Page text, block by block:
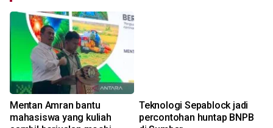
Mentan Amran bantu
mahasiswa yang kuliah
Teknologi Sepablock jadi
percontohan huntap BNPB